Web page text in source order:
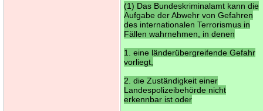
(1) Das Bundeskriminalamt kann die
Aufgabe der Abwehr von Gefahren
des internationalen Terrorismus in
Fällen wahrnehmen, in denen
1. eine länderübergreifende Gefahr
vorliegt,
2. die Zuständigkeit einer
Landespolizeibehörde nicht
erkennbar ist oder